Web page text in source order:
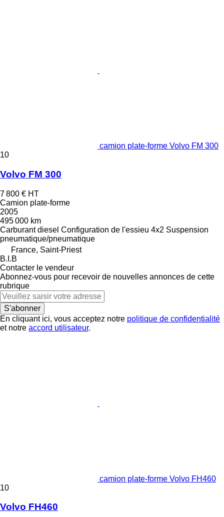
camion plate-forme Volvo FM 300
10
Volvo FM 300
7 800 € HT
Camion plate-forme
2005
495 000 km
Carburant diesel Configuration de l'essieu 4x2 Suspension
pneumatique/pneumatique
France, Saint-Priest
B.I.B
Contacter le vendeur
Abonnez-vous pour recevoir de nouvelles annonces de cette
rubrique
S'abonner
En cliquant ici, vous acceptez notre politique de confidentialité
et notre accord utilisateur.
camion plate-forme Volvo FH460
10
Volvo FH460